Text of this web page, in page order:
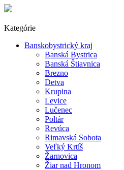
Kategórie
Banskobystrický kraj
Banská Bystrica
Banská Štiavnica
Brezno
Detva
Krupina
Levice
Lučenec
Poltár
Revúca
Rimavská Sobota
Veľký Krtíš
Žarnovica
Žiar nad Hronom